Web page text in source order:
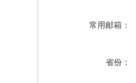
常用邮箱：
省份：